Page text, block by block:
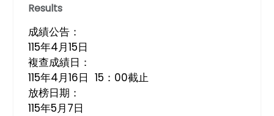
Results
成績公告：
115年4月15日
複查成績日：
115年4月16日 15：00截止
放榜日期：
115年5月7日